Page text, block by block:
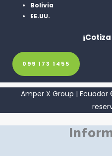
Bolivia
EE.UU.
099 173 1455
Amper X Group |